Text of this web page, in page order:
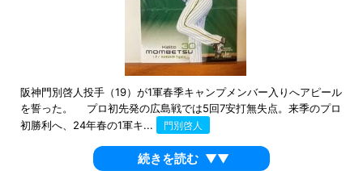
阪神門別啓人投手（19）が1軍春季キャンプメンバー入りへアピール
を誓った。 プロ初先発の広島戦では5回7安打無失点。来季のプロ
初勝利へ、24年春の1軍キ...
門別啓人
続きを読む ▼▼